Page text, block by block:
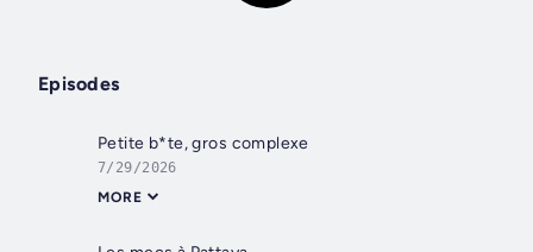
Episodes
Petite b*te, gros complexe
7/29/2026
MORE